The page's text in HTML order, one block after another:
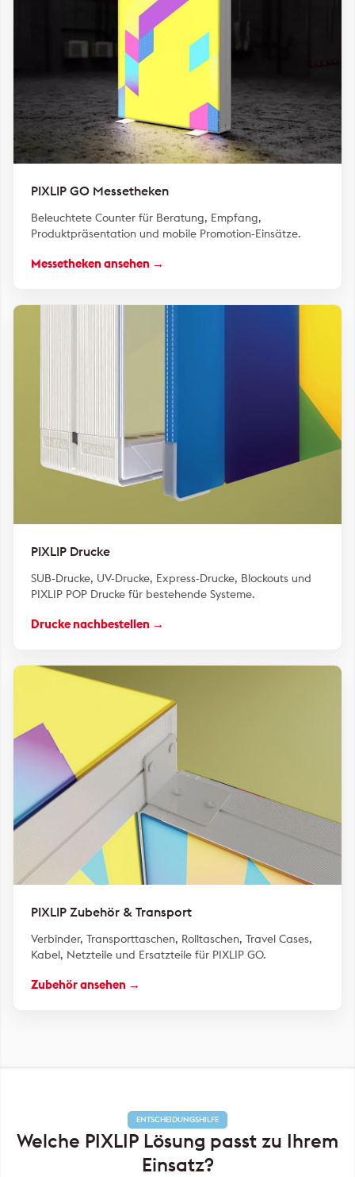
PIXLIP GO Messetheken
Beleuchtete Counter für Beratung, Empfang,
Produktpräsentation und mobile Promotion-Einsätze.
Messetheken ansehen
PIXLIP Drucke
SUB-Drucke, UV-Drucke, Express-Drucke, Blockouts und
PIXLIP POP Drucke für bestehende Systeme.
Drucke nachbestellen
PIXLIP Zubehör & Transport
Verbinder, Transporttaschen, Rolltaschen, Travel Cases,
Kabel, Netzteile und Ersatzteile für PIXLIP GO.
Zubehör ansehen
ENTSCHEIDUNGSHILFE
Welche PIXLIP Lösung passt zu Ihrem
Einsatz?